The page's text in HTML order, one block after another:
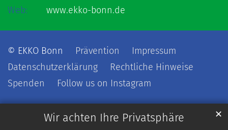
Wir achten Ihre Privatsphäre ✕
Web:
www.ekko-bonn.de
© EKKO Bonn Prävention
Impressum
Datenschutzerklärung
Rechtliche Hinweise
Spenden
Follow us on Instagram